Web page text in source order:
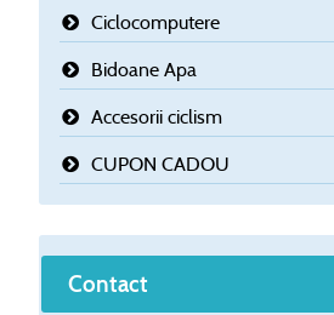
Ciclocomputere
Bidoane Apa
Accesorii ciclism
CUPON CADOU
Contact